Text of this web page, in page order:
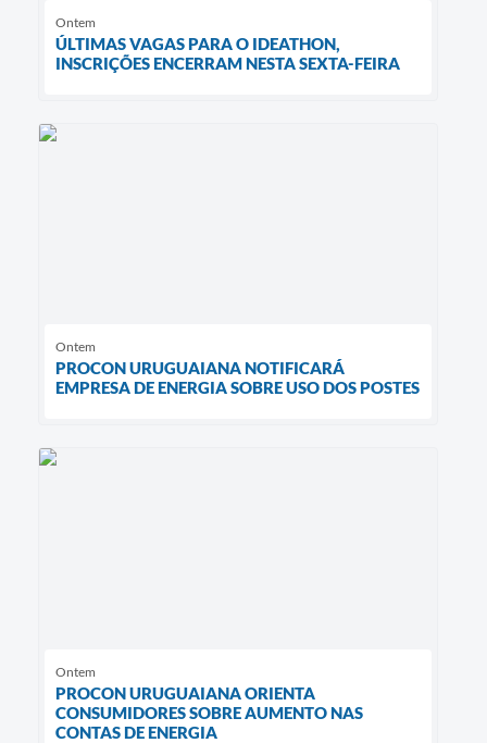
Ontem
ÚLTIMAS VAGAS PARA O IDEATHON,
INSCRIÇÕES ENCERRAM NESTA SEXTA-FEIRA
Ontem
PROCON URUGUAIANA NOTIFICARÁ
EMPRESA DE ENERGIA SOBRE USO DOS POSTES
Ontem
PROCON URUGUAIANA ORIENTA
CONSUMIDORES SOBRE AUMENTO NAS
CONTAS DE ENERGIA